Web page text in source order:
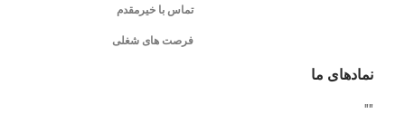
تماس با خیرمقدم
فرصت های شغلی
نمادهای ما
"
"